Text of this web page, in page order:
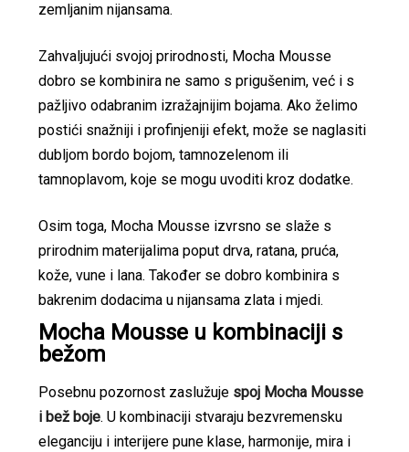
zemljanim nijansama.
Zahvaljujući svojoj prirodnosti, Mocha Mousse
dobro se kombinira ne samo s prigušenim, već i s
pažljivo odabranim izražajnijim bojama. Ako želimo
postići snažniji i profinjeniji efekt, može se naglasiti
dubljom bordo bojom, tamnozelenom ili
tamnoplavom, koje se mogu uvoditi kroz dodatke.
Osim toga, Mocha Mousse izvrsno se slaže s
prirodnim materijalima poput drva, ratana, pruća,
kože, vune i lana. Također se dobro kombinira s
bakrenim dodacima u nijansama zlata i mjedi.
Mocha Mousse u kombinaciji s
bežom
Posebnu pozornost zaslužuje spoj Mocha Mousse
i bež boje. U kombinaciji stvaraju bezvremensku
eleganciju i interijere pune klase, harmonije, mira i